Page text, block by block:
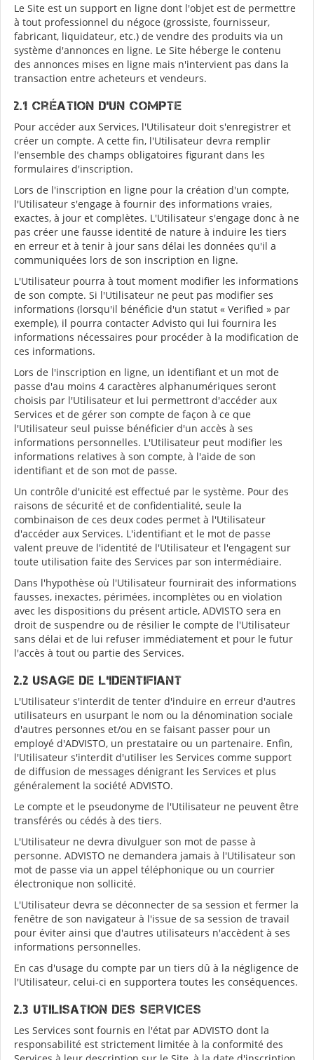
Le Site est un support en ligne dont l'objet est de permettre
à tout professionnel du négoce (grossiste, fournisseur,
fabricant, liquidateur, etc.) de vendre des produits via un
système d'annonces en ligne. Le Site héberge le contenu
des annonces mises en ligne mais n'intervient pas dans la
transaction entre acheteurs et vendeurs.
2.1 Création d'un compte
Pour accéder aux Services, l'Utilisateur doit s'enregistrer et
créer un compte. A cette fin, l'Utilisateur devra remplir
l'ensemble des champs obligatoires figurant dans les
formulaires d'inscription.
Lors de l'inscription en ligne pour la création d'un compte,
l'Utilisateur s'engage à fournir des informations vraies,
exactes, à jour et complètes. L'Utilisateur s'engage donc à ne
pas créer une fausse identité de nature à induire les tiers
en erreur et à tenir à jour sans délai les données qu'il a
communiquées lors de son inscription en ligne.
L'Utilisateur pourra à tout moment modifier les informations
de son compte. Si l'Utilisateur ne peut pas modifier ses
informations (lorsqu'il bénéficie d'un statut « Verified » par
exemple), il pourra contacter Advisto qui lui fournira les
informations nécessaires pour procéder à la modification de
ces informations.
Lors de l'inscription en ligne, un identifiant et un mot de
passe d'au moins 4 caractères alphanumériques seront
choisis par l'Utilisateur et lui permettront d'accéder aux
Services et de gérer son compte de façon à ce que
l'Utilisateur seul puisse bénéficier d'un accès à ses
informations personnelles. L'Utilisateur peut modifier les
informations relatives à son compte, à l'aide de son
identifiant et de son mot de passe.
Un contrôle d'unicité est effectué par le système. Pour des
raisons de sécurité et de confidentialité, seule la
combinaison de ces deux codes permet à l'Utilisateur
d'accéder aux Services. L'identifiant et le mot de passe
valent preuve de l'identité de l'Utilisateur et l'engagent sur
toute utilisation faite des Services par son intermédiaire.
Dans l'hypothèse où l'Utilisateur fournirait des informations
fausses, inexactes, périmées, incomplètes ou en violation
avec les dispositions du présent article, ADVISTO sera en
droit de suspendre ou de résilier le compte de l'Utilisateur
sans délai et de lui refuser immédiatement et pour le futur
l'accès à tout ou partie des Services.
2.2 Usage de l'identifiant
L'Utilisateur s'interdit de tenter d'induire en erreur d'autres
utilisateurs en usurpant le nom ou la dénomination sociale
d'autres personnes et/ou en se faisant passer pour un
employé d'ADVISTO, un prestataire ou un partenaire. Enfin,
l'Utilisateur s'interdit d'utiliser les Services comme support
de diffusion de messages dénigrant les Services et plus
généralement la société ADVISTO.
Le compte et le pseudonyme de l'Utilisateur ne peuvent être
transférés ou cédés à des tiers.
L'Utilisateur ne devra divulguer son mot de passe à
personne. ADVISTO ne demandera jamais à l'Utilisateur son
mot de passe via un appel téléphonique ou un courrier
électronique non sollicité.
L'Utilisateur devra se déconnecter de sa session et fermer la
fenêtre de son navigateur à l'issue de sa session de travail
pour éviter ainsi que d'autres utilisateurs n'accèdent à ses
informations personnelles.
En cas d'usage du compte par un tiers dû à la négligence de
l'Utilisateur, celui-ci en supportera toutes les conséquences.
2.3 Utilisation des Services
Les Services sont fournis en l'état par ADVISTO dont la
responsabilité est strictement limitée à la conformité des